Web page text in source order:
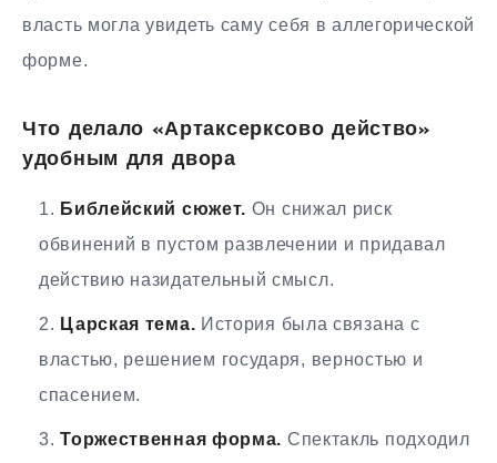
власть могла увидеть саму себя в аллегорической
форме.
Что делало «Артаксерксово действо»
удобным для двора
Библейский сюжет. Он снижал риск
обвинений в пустом развлечении и придавал
действию назидательный смысл.
Царская тема. История была связана с
властью, решением государя, верностью и
спасением.
Торжественная форма. Спектакль подходил